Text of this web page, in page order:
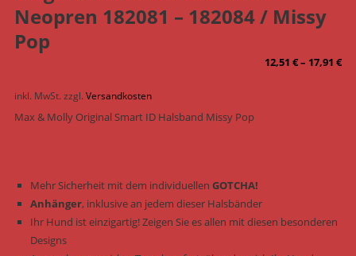
Neopren 182081 – 182084 / Missy
Pop
12,51€– 17,91€
inkl. MwSt. zzgl. Versandkosten
Max & Molly Original Smart ID Halsband Missy Pop
Mehr Sicherheit mit dem individuellen GOTCHA!
Anhänger, inklusive an jedem dieser Halsbänder
Ihr Hund ist einzigartig! Zeigen Sie es allen mit diesen besonderen
Designs